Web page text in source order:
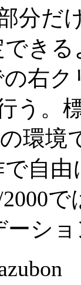
分だ
き
の右
う。
環
自
2000
ーシ